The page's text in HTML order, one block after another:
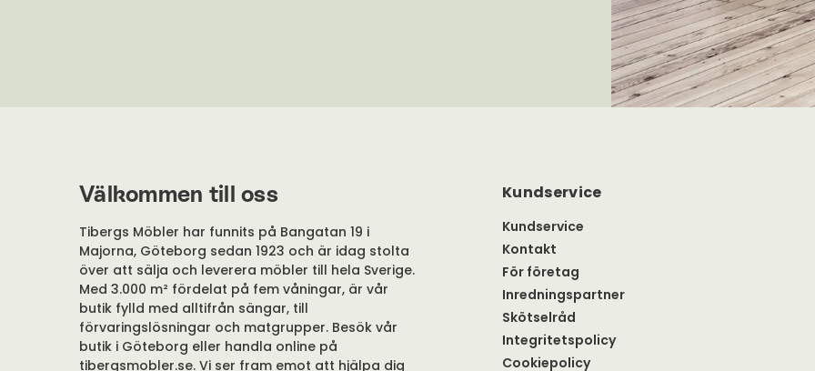
Välkommen till oss
Tibergs Möbler har funnits på Bangatan 19 i
Majorna, Göteborg sedan 1923 och är idag stolta
över att sälja och leverera möbler till hela Sverige.
Med 3.000 m² fördelat på fem våningar, är vår
butik fylld med alltifrån sängar, till
förvaringslösningar och matgrupper. Besök vår
butik i Göteborg eller handla online på
tibergsmobler.se. Vi ser fram emot att hjälpa dig
Kundservice
Kundservice
Kontakt
För företag
Inredningspartner
Skötselråd
Integritetspolicy
Cookiepolicy